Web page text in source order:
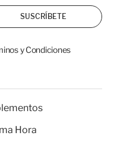
SUSCRÍBETE
y Condiciones
Hora